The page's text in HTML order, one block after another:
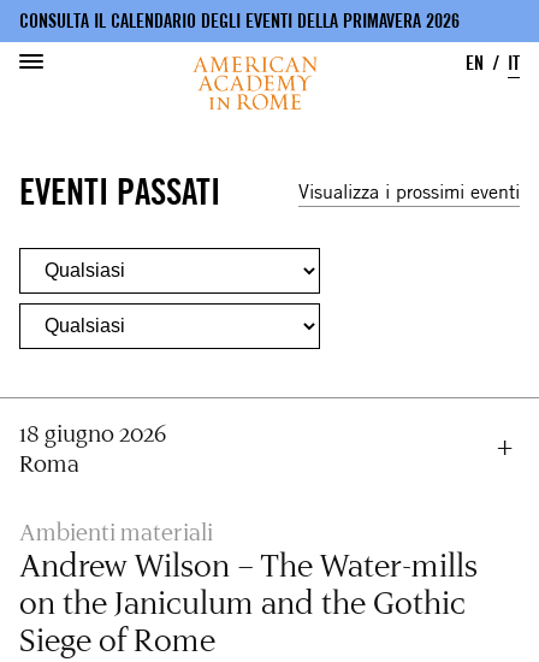
contenuto
principale
CONSULTA IL CALENDARIO DEGLI EVENTI DELLA PRIMAVERA 2026
EN
IT
EVENTI PASSATI Visualizza i prossimi eventi
18 giugno 2026
Roma
Ambienti materiali
Andrew Wilson – The Water-mills
on the Janiculum and the Gothic
Siege of Rome